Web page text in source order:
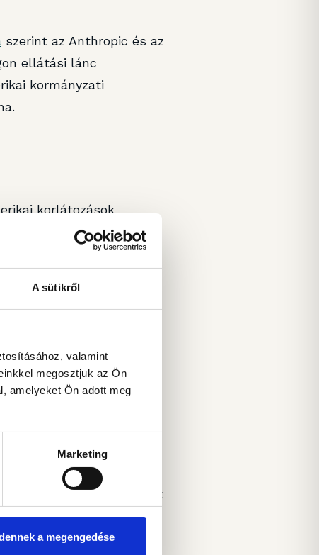
A sütikről
valamint
megosztjuk az Ön
amelyeket Ön adott meg
Marketing
a megengedése
szerint az Anthropic és az
ellátási lánc
kormányzati
korlátozások
2022 októberi amerikai
2025 januári
AI Diffusion
szabályt az amerikai
nem egy letölthető
A modell
a felhasználó
fizikai vagy digitális
nemcsak üzleti,
hatósági döntés miatt